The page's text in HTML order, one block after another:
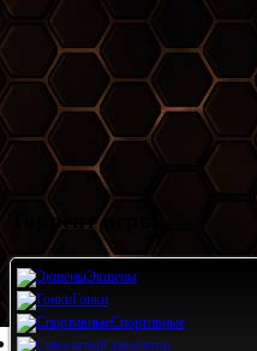
Торрент игры
Экшены
Гонки
Спортивные
Симулятор